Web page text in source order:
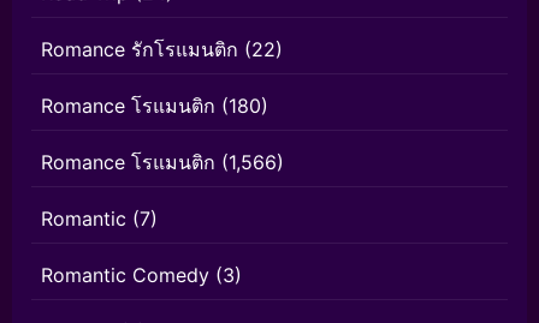
Romance รักโรแมนติก (22)
Romance โรแมนติก (180)
Romance โรแมนติก (1,566)
Romantic (7)
Romantic Comedy (3)